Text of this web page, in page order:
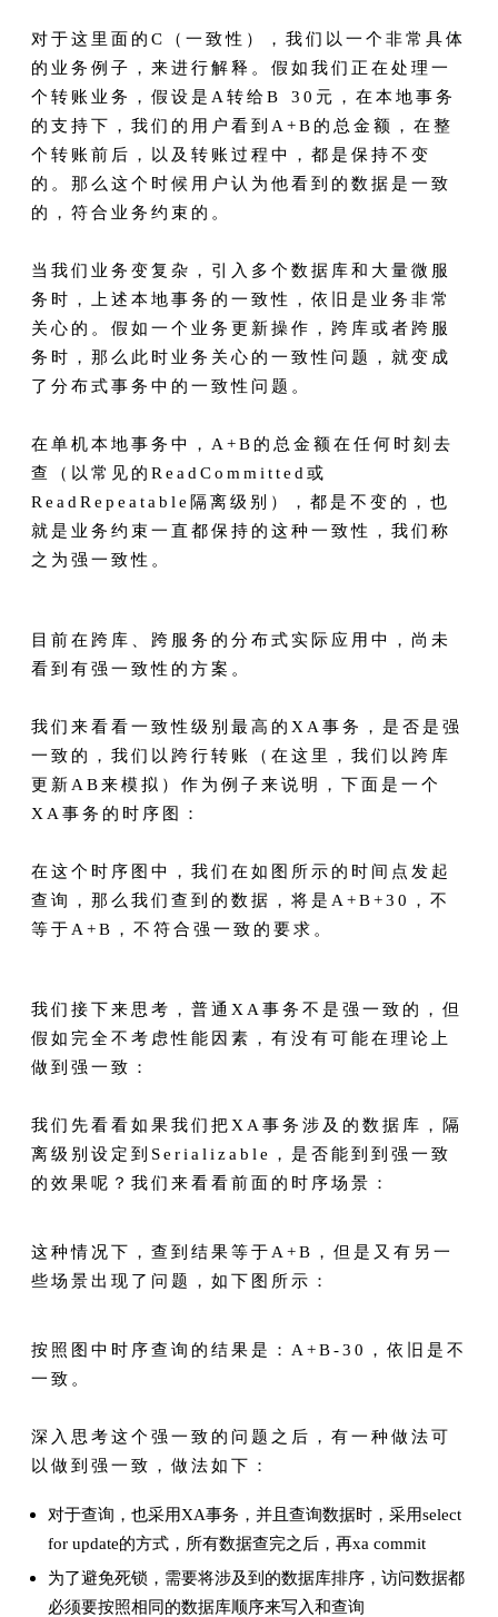
对于这里面的C（一致性），我们以一个非常具体
的业务例子，来进行解释。假如我们正在处理一
个转账业务，假设是A转给B 30元，在本地事务
的支持下，我们的用户看到A+B的总金额，在整
个转账前后，以及转账过程中，都是保持不变
的。那么这个时候用户认为他看到的数据是一致
的，符合业务约束的。
当我们业务变复杂，引入多个数据库和大量微服
务时，上述本地事务的一致性，依旧是业务非常
关心的。假如一个业务更新操作，跨库或者跨服
务时，那么此时业务关心的一致性问题，就变成
了分布式事务中的一致性问题。
在单机本地事务中，A+B的总金额在任何时刻去
查（以常见的ReadCommitted或
ReadRepeatable隔离级别），都是不变的，也
就是业务约束一直都保持的这种一致性，我们称
之为强一致性。
目前在跨库、跨服务的分布式实际应用中，尚未
看到有强一致性的方案。
我们来看看一致性级别最高的XA事务，是否是强
一致的，我们以跨行转账（在这里，我们以跨库
更新AB来模拟）作为例子来说明，下面是一个
XA事务的时序图：
在这个时序图中，我们在如图所示的时间点发起
查询，那么我们查到的数据，将是A+B+30，不
等于A+B，不符合强一致的要求。
我们接下来思考，普通XA事务不是强一致的，但
假如完全不考虑性能因素，有没有可能在理论上
做到强一致：
我们先看看如果我们把XA事务涉及的数据库，隔
离级别设定到Serializable，是否能到到强一致
的效果呢？我们来看看前面的时序场景：
这种情况下，查到结果等于A+B，但是又有另一
些场景出现了问题，如下图所示：
按照图中时序查询的结果是：A+B-30，依旧是不
一致。
深入思考这个强一致的问题之后，有一种做法可
以做到强一致，做法如下：
对于查询，也采用XA事务，并且查询数据时，采用select
for update的方式，所有数据查完之后，再xa commit
为了避免死锁，需要将涉及到的数据库排序，访问数据都
必须要按照相同的数据库顺序来写入和查询